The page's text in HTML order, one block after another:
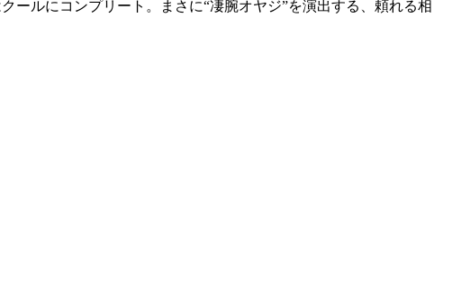
ールにコンプリート。まさに“凄腕オヤジ”を演出する、頼れる相